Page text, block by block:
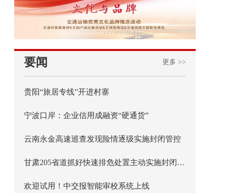
要闻 更多 >>
贵阳“旅居专线”开进村寨
宁波口岸：企业信用成融资“硬通货”
云南永金高速巡查发现险情逐级实施封闭管控
甘肃205省道抓好快速排危处置主动实施封闭管控
欢迎试用！中交报智能审校系统上线